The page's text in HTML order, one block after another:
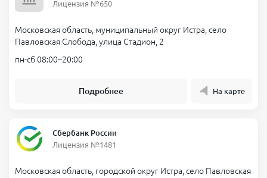
Лицензия №650
Московская область, муниципальный округ Истра, село
Павловская Слобода, улица Стадион, 2
пн-сб 08:00–20:00
Подробнее На карте
Сбербанк России
Лицензия №1481
Московская область, городской округ Истра, село Павловская